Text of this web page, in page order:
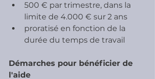
500 € par trimestre, dans la
limite de 4.000 € sur 2 ans
proratisé en fonction de la
durée du temps de travail
Démarches pour bénéficier de
l'aide